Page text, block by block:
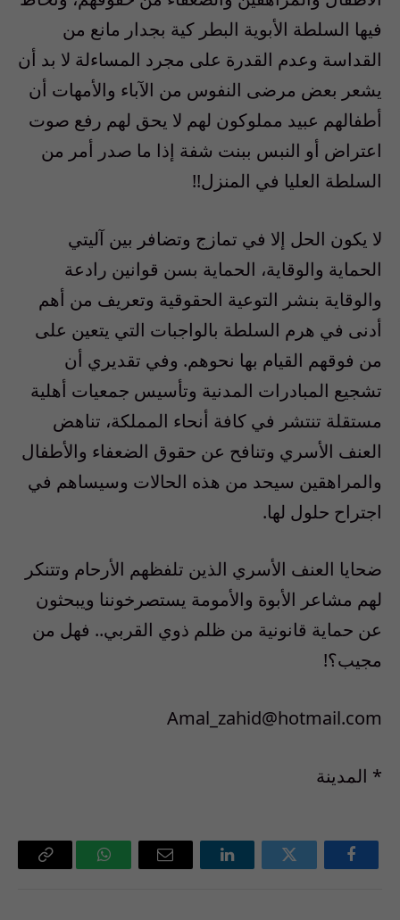
فيها السلطة الأبوية البطر كية بجدار مانع من
القداسة وعدم القدرة على مجرد المساءلة لا بد أن
يشعر بعض مرضى النفوس من الآباء والأمهات أن
أطفالهم عبيد مملوكون لهم لا يحق لهم رفع صوت
اعتراض أو النبس ببنت شفة إذا ما صدر أمر من
السلطة العليا في المنزل!!
لا يكون الحل إلا في تمازج وتضافر بين آليتي
الحماية والوقاية، الحماية بسن قوانين رادعة
والوقاية بنشر التوعية الحقوقية وتعريف من أهم
أدنى في هرم السلطة بالواجبات التي يتعين على
من فوقهم القيام بها نحوهم. وفي تقديري أن
تشجيع المبادرات المدنية وتأسيس جمعيات أهلية
مستقلة تنتشر في كافة أنحاء المملكة، تناهض
العنف الأسري وتنافح عن حقوق الضعفاء والأطفال
والمراهقين سيحد من هذه الحالات وسيساهم في
اجتراح حلول لها.
ضحايا العنف الأسري الذين تلفظهم الأرحام وتتنكر
لهم مشاعر الأبوة والأمومة يستصرخوننا ويبحثون
عن حماية قانونية من ظلم ذوي القربي.. فهل من
مجيب؟!
Amal_zahid@hotmail.com
* المدينة
فيسبوك تويتر لينكدإن
البريد
واتساب Copy